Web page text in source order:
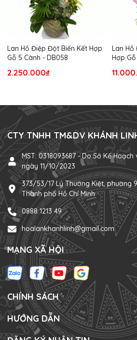
Lan Hồ Điệp Đột Biến Kết Hợp
Gỗ 5 Cành - DB058
2.250.000₫
Lan Hồ
Hợp
CTY TNHH TM&DV KHÁNH
MST: 0318093687 - Do Sở Kế
ngày 11/10/2023
373/53/17 Lý Thường Kiệt, phường
Thành phố Hồ Chí Minh
0888 1213 49
hoalankhanhlinh@gmail.com
MẠNG XÃ HỘI
CHÍNH SÁCH
HƯỚNG DẪN